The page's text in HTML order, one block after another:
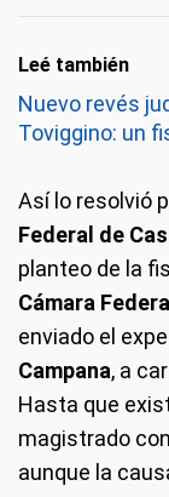
Leé también
Nuevo revés
Toviggino: un
Así lo resolvió
Federal de
planteo de la
Cámara
enviado el
Campana, a
Hasta que
magistrado
aunque la